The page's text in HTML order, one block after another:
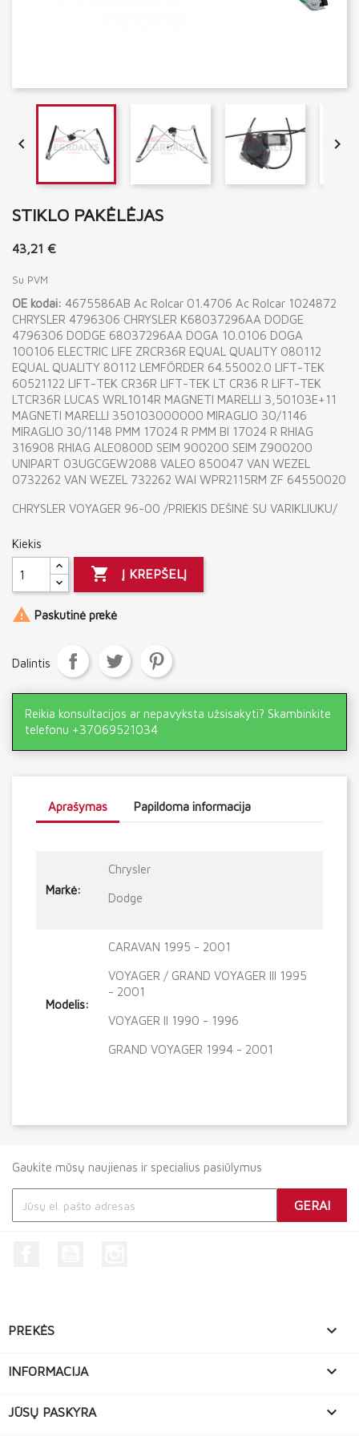
 
STIKLO PAKĖLĖJAS
43,21 €
Su PVM
OE kodai: 4675586AB Ac Rolcar 01.4706 Ac Rolcar 1024872
CHRYSLER 4796306 CHRYSLER K68037296AA DODGE
4796306 DODGE 68037296AA DOGA 10.0106 DOGA
100106 ELECTRIC LIFE ZRCR36R EQUAL QUALITY 080112
EQUAL QUALITY 80112 LEMFÖRDER 64.55002.0 LIFT-TEK
60521122 LIFT-TEK CR36R LIFT-TEK LT CR36 R LIFT-TEK
LTCR36R LUCAS WRL1014R MAGNETI MARELLI 3,50103E+11
MAGNETI MARELLI 350103000000 MIRAGLIO 30/1146
MIRAGLIO 30/1148 PMM 17024 R PMM BI 17024 R RHIAG
316908 RHIAG ALE0800D SEIM 900200 SEIM Z900200
UNIPART 03UGCGEW2088 VALEO 850047 VAN WEZEL
0732262 VAN WEZEL 732262 WAI WPR2115RM ZF 64550020
CHRYSLER VOYAGER 96-00 /PRIEKIS DEŠINĖ SU VARIKLIUKU/
Kiekis
 Į KREPŠELĮ
 Paskutinė prekė
Dalintis
Reikia konsultacijos ar nepavyksta užsisakyti? Skambinkite
telefonu +37069521034
Aprašymas Papildoma informacija
Markė:
Chrysler
Dodge
Modelis:
CARAVAN 1995 - 2001
VOYAGER / GRAND VOYAGER III 1995
- 2001
VOYAGER II 1990 - 1996
GRAND VOYAGER 1994 - 2001
Gaukite mūsų naujienas ir specialius pasiūlymus
PREKĖS 
INFORMACIJA 
JŪSŲ PASKYRA 